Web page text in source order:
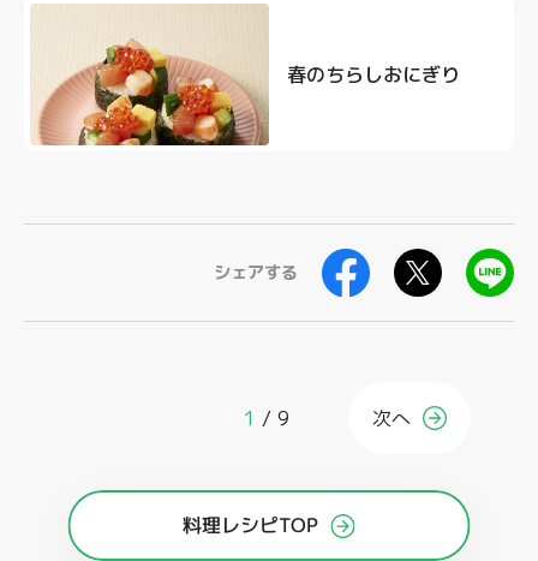
春のちらしおにぎり
シェアする
1 9 次へ
料理レシピTOP